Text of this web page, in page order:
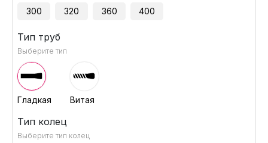
300 320 360 400
Тип труб
Выберите тип
Гладкая Витая
Тип колец
Выберите тип колец